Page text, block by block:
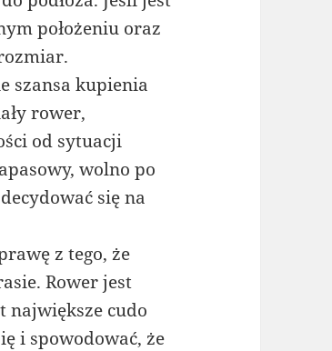
położeniu oraz
szansa kupienia
rower,
od sytuacji
wolno po
się na
z tego, że
Rower jest
największe cudo
i spowodować, że